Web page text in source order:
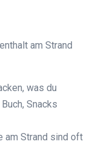
am Strand
was du
Snacks
am Strand sind oft